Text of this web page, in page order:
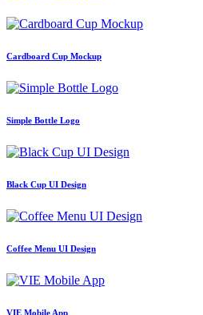
Сardboard Сup Mockup
Simple Bottle Logo
Black Cup UI Design
Coffee Menu UI Design
VIE Mobile App